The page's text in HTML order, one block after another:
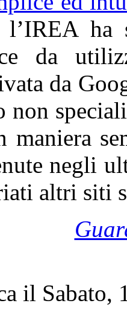
ha
da
da
non
maniera
negli
altri siti
il Sabato,